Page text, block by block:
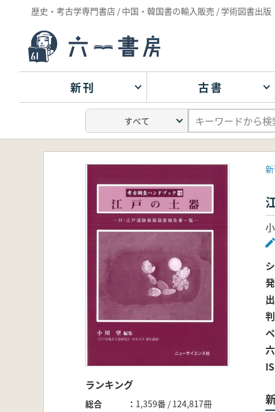
歴史・考古学専門書店 / 中国・韓国書の輸入販売 / 学術図書出版
新刊 古書
ランキング
総合
1,359番 / 124,817冊
判